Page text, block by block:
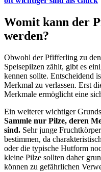
Womit kann der
werden?
Obwohl der Pfifferling zu
Speisepilzen zählt, gibt es
kennen sollte. Entscheidend
Merkmal zu verlassen. Erst
Merkmale ermöglicht eine
Ein weiterer wichtiger
Sammle nur Pilze, deren
sind. Sehr junge
bestimmen, da
oder die typische Hutform
kleine Pilze sollten daher
können zu gefährlichen